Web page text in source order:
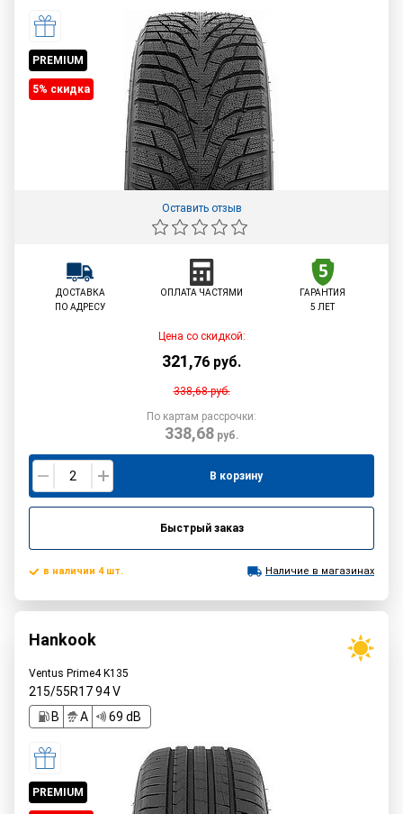
PREMIUM
5% cкидка
Оставить отзыв
ДОСТАВКА
ПО АДРЕСУ
ОПЛАТА ЧАСТЯМИ
ГАРАНТИЯ
5 ЛЕТ
Цена со скидкой:
321,76 руб.
338,68руб.
По картам рассрочки:
338,68руб.
В корзину
Быстрый заказ
в наличии 4 шт. Наличие в магазинах
Hankook
Ventus Prime4 K135
215/55R1794V
B
A 69 dB
PREMIUM